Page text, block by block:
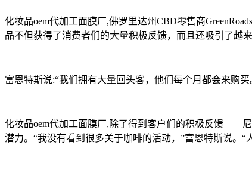
化妆品oem代加工面膜厂,佛罗里达州CBD零售商
品不但获得了消费者们的大量积极反馈，而且还吸引了越
富恩特斯说:“我们拥有大量回头客，他们每个月都会来购
化妆品oem代加工面膜厂,除了得到客户们的积极反馈——
潜力。“我没有看到很多关于咖啡的活动，”富恩特斯说。